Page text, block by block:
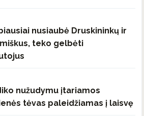
nusiaubė Druskininkų ir
teko gelbėti
nužudymu įtariamos
tėvas paleidžiamas į laisvę